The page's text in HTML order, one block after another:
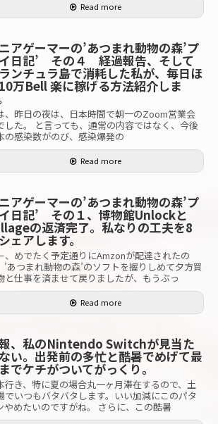
Read more
アゲーマーの’あつまれ動物の森’プ
日記’ その４ 経過報告、そして
ンチュラ島で消耗した私が、毎日ほ
万Bell 楽に稼げる方法紹介しま
、昨日の夜は、日本時間で朝一のZoom営業会
した。 と言っても、通常の内容ではなく、今後
の感染数がのび、感染爆発の
Read more
アゲーマーの’あつまれ動物の森’プ
日記’ その１、博物館Unlockと
の返済完了。私なりの工夫を8
ェアします。
、めでたく予定通りにAmzonが配達されたの
’あつまれ動物の森’のソフトを握りしめて夕方買
と仕事を済ませて戻りましたが、もうぶっ
Read more
、私のNintendo Switchが見当た
い。出発前の多忙と酷暑でめげて最
でケチがついてがっくり。
行き、特に夏の場合丸一ヶ月滞在するので、土
でいつもバタバタします。いい加減にこのパタ
やめたいのですがね。 さらに、この酷暑